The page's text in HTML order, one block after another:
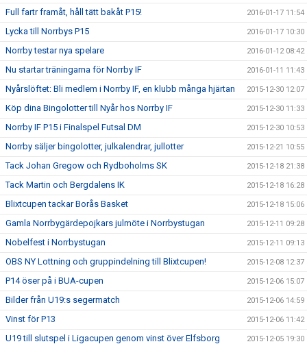
Full fartr framåt, håll tätt bakåt P15! 2016-01-17 11:54
Lycka till Norrbys P15 2016-01-17 10:30
Norrby testar nya spelare 2016-01-12 08:42
Nu startar träningarna för Norrby IF 2016-01-11 11:43
Nyårslöftet: Bli medlem i Norrby IF, en klubb många hjärtan 2015-12-30 12:07
Köp dina Bingolotter till Nyår hos Norrby IF 2015-12-30 11:33
Norrby IF P15 i Finalspel Futsal DM 2015-12-30 10:53
Norrby säljer bingolotter, julkalendrar, jullotter 2015-12-21 10:55
Tack Johan Gregow och Rydboholms SK 2015-12-18 21:38
Tack Martin och Bergdalens IK 2015-12-18 16:28
Blixtcupen tackar Borås Basket 2015-12-18 15:06
Gamla Norrbygärdepojkars julmöte i Norrbystugan 2015-12-11 09:28
Nobelfest i Norrbystugan 2015-12-11 09:13
OBS NY Lottning och gruppindelning till Blixtcupen! 2015-12-08 12:37
P14 öser på i BUA-cupen 2015-12-06 15:07
Bilder från U19:s segermatch 2015-12-06 14:59
Vinst för P13 2015-12-06 11:42
U19 till slutspel i Ligacupen genom vinst över Elfsborg 2015-12-05 19:30